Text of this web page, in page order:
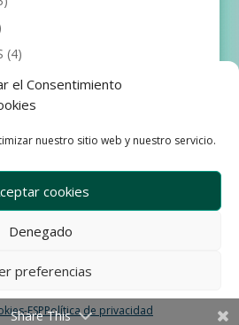
el Consentimiento
nuestro sitio web y nuestro servicio.
cookies
Denegado
preferencias
ESPPolítica de privacidad
(4)
Aviso Legal
de Venta
& Design by Ixole
Share This